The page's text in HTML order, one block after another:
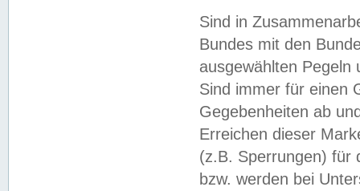
Sind in
Bundes mit den
ausgewählten
Sind immer für einen
Gegebenheiten ab
Erreichen dieser
(z.B. Sperrungen) für
bzw. werden bei